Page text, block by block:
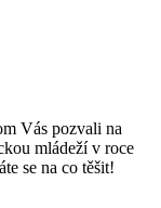
Vás pozvali na
mládeží v roce
se na co těšit!